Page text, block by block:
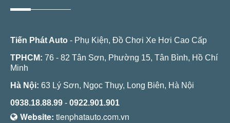
Tiến Phát Auto - Phụ Kiện, Đồ Chơi Xe Hơi Cao Cấp
TPHCM: 76 - 82 Tân Sơn, Phường 15, Tân Bình, Hồ Chí
Minh
Hà Nội: 63 Lý Sơn, Ngọc Thụy, Long Biên, Hà Nội
0938.18.88.99 - 0922.901.901
Website: tienphatauto.com.vn